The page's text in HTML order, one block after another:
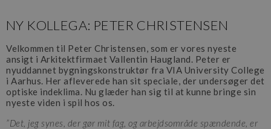
NY KOLLEGA: PETER CHRISTENSEN
Velkommen til Peter Christensen, som er vores nyeste
ansigt i Arkitektfirmaet Vallentin Haugland. Peter er
nyuddannet bygningskonstruktør fra VIA University College
i Aarhus. Her afleverede han sit speciale, der undersøger det
optiske indeklima. Nu glæder han sig til at kunne bringe sin
nyeste viden i spil hos os.
”Det, jeg synes, der gør mit fag, og arbejdsområde spændende, er